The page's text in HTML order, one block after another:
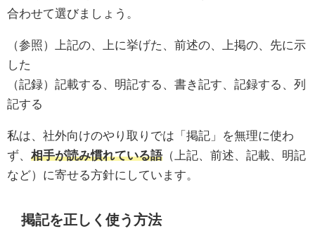
合わせて選びましょう。
（参照）上記の、上に挙げた、前述の、上掲の、先に示
した
（記録）記載する、明記する、書き記す、記録する、列
記する
私は、社外向けのやり取りでは「掲記」を無理に使わ
ず、 相手が読み慣れている語（上記、前述、記載、明記
など）に寄せる方針にしています。
掲記を正しく使う方法